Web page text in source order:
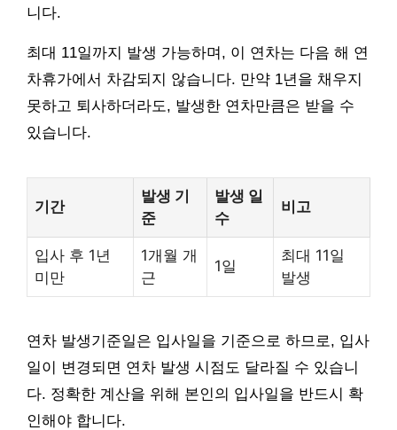
니다.
최대 11일까지 발생 가능하며, 이 연차는 다음 해 연
차휴가에서 차감되지 않습니다. 만약 1년을 채우지
못하고 퇴사하더라도, 발생한 연차만큼은 받을 수
있습니다.
기간
발생 기
준
발생 일
수
비고
입사 후 1년
미만
1개월 개
근
1일
최대 11일
발생
연차 발생기준일은 입사일을 기준으로 하므로, 입사
일이 변경되면 연차 발생 시점도 달라질 수 있습니
다. 정확한 계산을 위해 본인의 입사일을 반드시 확
인해야 합니다.